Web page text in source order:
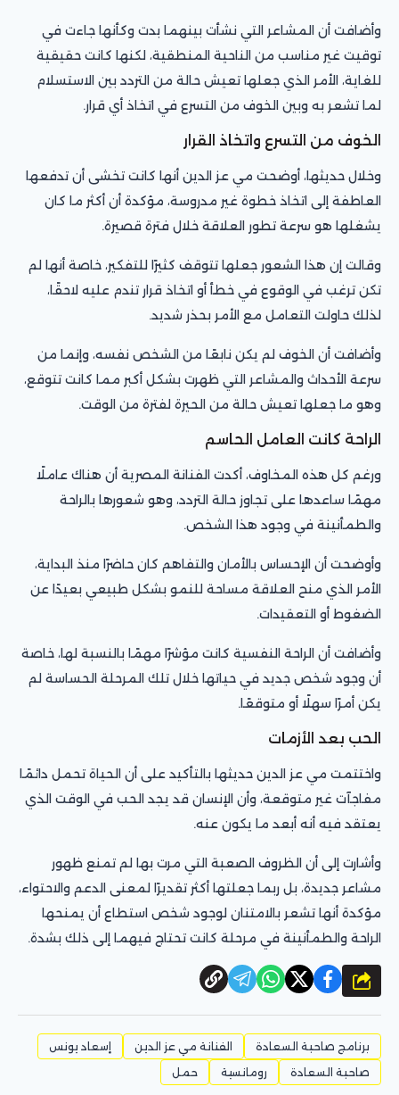
وأضافت أن المشاعر التي نشأت بينهما بدت وكأنها جاءت في
توقيت غير مناسب من الناحية المنطقية، لكنها كانت حقيقية
للغاية، الأمر الذي جعلها تعيش حالة من التردد بين الاستسلام
لما تشعر به وبين الخوف من التسرع في اتخاذ أي قرار.
الخوف من التسرع واتخاذ القرار
وخلال حديثها، أوضحت مي عز الدين أنها كانت تخشى أن تدفعها
العاطفة إلى اتخاذ خطوة غير مدروسة، مؤكدة أن أكثر ما كان
يشغلها هو سرعة تطور العلاقة خلال فترة قصيرة.
وقالت إن هذا الشعور جعلها تتوقف كثيرًا للتفكير، خاصة أنها لم
تكن ترغب في الوقوع في خطأ أو اتخاذ قرار تندم عليه لاحقًا،
لذلك حاولت التعامل مع الأمر بحذر شديد.
وأضافت أن الخوف لم يكن نابعًا من الشخص نفسه، وإنما من
سرعة الأحداث والمشاعر التي ظهرت بشكل أكبر مما كانت تتوقع،
وهو ما جعلها تعيش حالة من الحيرة لفترة من الوقت.
الراحة كانت العامل الحاسم
ورغم كل هذه المخاوف، أكدت الفنانة المصرية أن هناك عاملًا
مهمًا ساعدها على تجاوز حالة التردد، وهو شعورها بالراحة
والطمأنينة في وجود هذا الشخص.
وأوضحت أن الإحساس بالأمان والتفاهم كان حاضرًا منذ البداية،
الأمر الذي منح العلاقة مساحة للنمو بشكل طبيعي بعيدًا عن
الضغوط أو التعقيدات.
وأضافت أن الراحة النفسية كانت مؤشرًا مهمًا بالنسبة لها، خاصة
أن وجود شخص جديد في حياتها خلال تلك المرحلة الحساسة لم
يكن أمرًا سهلًا أو متوقعًا.
الحب بعد الأزمات
واختتمت مي عز الدين حديثها بالتأكيد على أن الحياة تحمل دائمًا
مفاجآت غير متوقعة، وأن الإنسان قد يجد الحب في الوقت الذي
يعتقد فيه أنه أبعد ما يكون عنه.
وأشارت إلى أن الظروف الصعبة التي مرت بها لم تمنع ظهور
مشاعر جديدة، بل ربما جعلتها أكثر تقديرًا لمعنى الدعم والاحتواء،
مؤكدة أنها تشعر بالامتنان لوجود شخص استطاع أن يمنحها
الراحة والطمأنينة في مرحلة كانت تحتاج فيهما إلى ذلك بشدة.
شارك
برنامج صاحبة السعادة الفنانة مي عز الدين
إسعاد يونس
صاحبة السعادة
رومانسية حمل